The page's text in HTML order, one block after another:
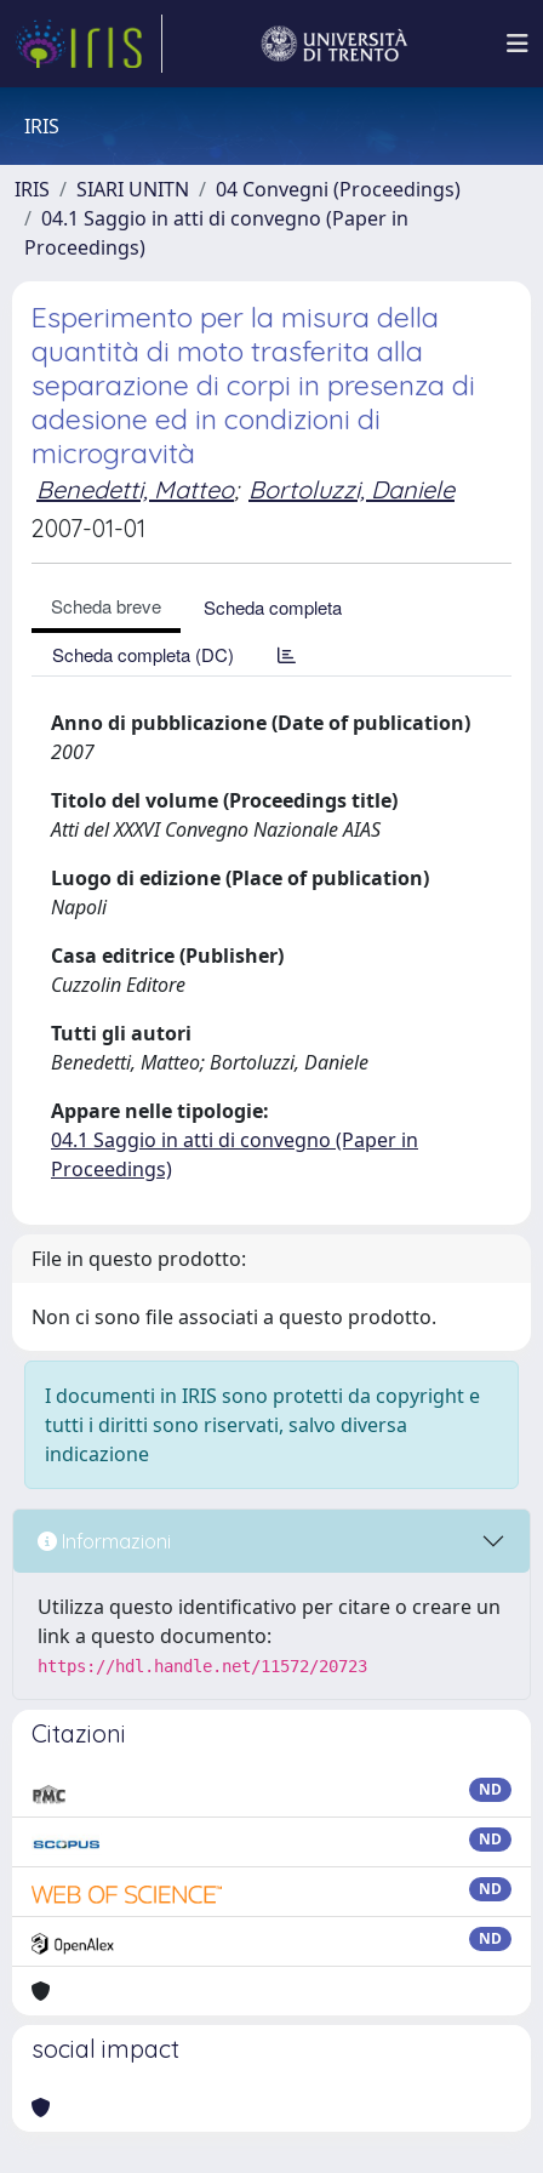
IRIS
IRIS SIARI UNITN
04 Convegni (Proceedings)
04.1 Saggio in atti di convegno (Paper in
Proceedings)
Esperimento per la misura della
quantità di moto trasferita alla
separazione di corpi in presenza di
adesione ed in condizioni di
microgravità
Benedetti, Matteo; Bortoluzzi, Daniele
2007-01-01
Scheda breve
Scheda completa
Scheda completa (DC)
Anno di pubblicazione (Date of publication)
2007
Titolo del volume (Proceedings title)
Atti del XXXVI Convegno Nazionale AIAS
Luogo di edizione (Place of publication)
Napoli
Casa editrice (Publisher)
Cuzzolin Editore
Tutti gli autori
Benedetti, Matteo; Bortoluzzi, Daniele
Appare nelle tipologie:
04.1 Saggio in atti di convegno (Paper in
Proceedings)
File in questo prodotto:
Non ci sono file associati a questo prodotto.
I documenti in IRIS sono protetti da copyright e
tutti i diritti sono riservati, salvo diversa
indicazione
Informazioni
Utilizza questo identificativo per citare o creare un
link a questo documento:
https://hdl.handle.net/11572/20723
Citazioni
ND
ND
ND
ND
social impact